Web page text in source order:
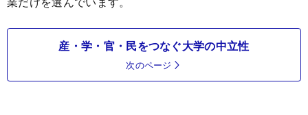
産・学・官・民をつなぐ大学の中立性
次のページ